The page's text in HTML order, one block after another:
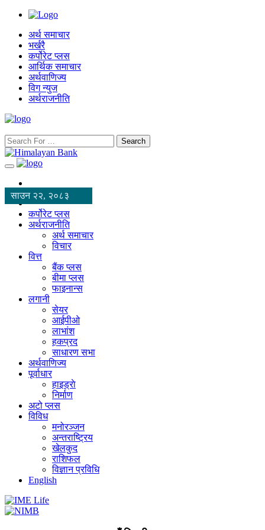
अर्थ समाचार
भर्खरै
कर्पोरेट प्लस
आर्थिक समाचार
अर्थवाणिज्य
विग न्युज
अर्थराजनीति
Search
साउन २२, २०८३
कर्पोरेट प्लस
अर्थराजनीति
अर्थ समाचार
विचार
वित्त
बैंक प्लस
बीमा प्लस
फाइनान्स
लगानी
सेयर
आईपीओ
लाभांश
हकप्रद
साधारण सभा
अर्थवाणिज्य
पूर्वाधार
हाइड्राे
निर्माण
अटो प्लस
विविध
मनोरञ्जन
अन्तराष्ट्रिय
खेलकुद
राशिफल
विज्ञान प्रविधि
English